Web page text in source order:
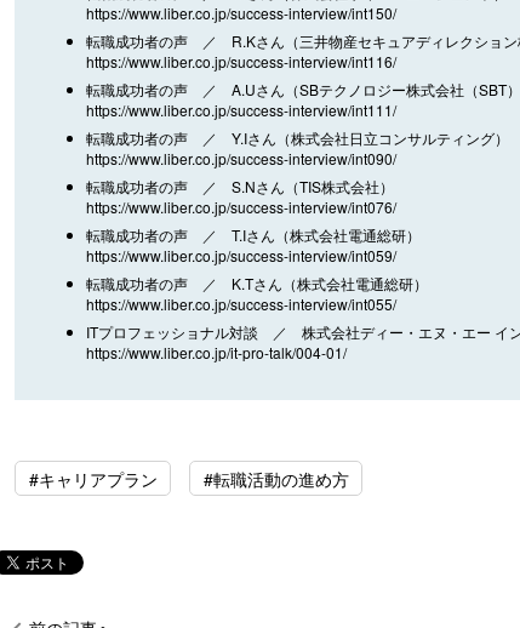
https://www.liber.co.jp/success-interview/int150/
転職成功者の声 ／ R.Kさん（三井物産セキュアディレクション
https://www.liber.co.jp/success-interview/int116/
転職成功者の声 ／ A.Uさん（SBテクノロジー株式会社（SBT）
https://www.liber.co.jp/success-interview/int111/
転職成功者の声 ／ Y.Iさん（株式会社日立コンサルティング）
https://www.liber.co.jp/success-interview/int090/
転職成功者の声 ／ S.Nさん（TIS株式会社）
https://www.liber.co.jp/success-interview/int076/
転職成功者の声 ／ T.Iさん（株式会社電通総研）
https://www.liber.co.jp/success-interview/int059/
転職成功者の声 ／ K.Tさん（株式会社電通総研）
https://www.liber.co.jp/success-interview/int055/
ITプロフェッショナル対談 ／ 株式会社ディー・エヌ・エー イ
https://www.liber.co.jp/it-pro-talk/004-01/
#キャリアプラン #転職活動の進め方